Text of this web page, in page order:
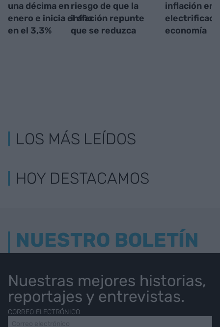
una décima en
enero e inicia el año
en el 3,3%
riesgo de que la
inflación repunte
que se reduzca
inflación en
economía
LOS MÁS LEÍDOS
HOY DESTACAMOS
NUESTRO BOLETÍN
Nuestras mejores historias,
reportajes y entrevistas.
CORREO ELECTRÓNICO